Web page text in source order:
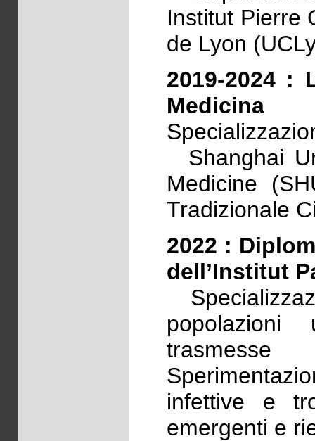
Institut Pierre
de Lyon
2019-2024 :
Medicina
Shanghai
Medicine
Tradizionale
2022 :
dell’Institut
infettive e
emergenti e